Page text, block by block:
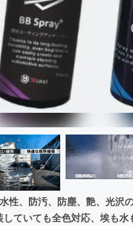
CAMPFIRE
CAMPFIRE
性、防汚、防塵、艶、光沢
ていても全色対応、埃も